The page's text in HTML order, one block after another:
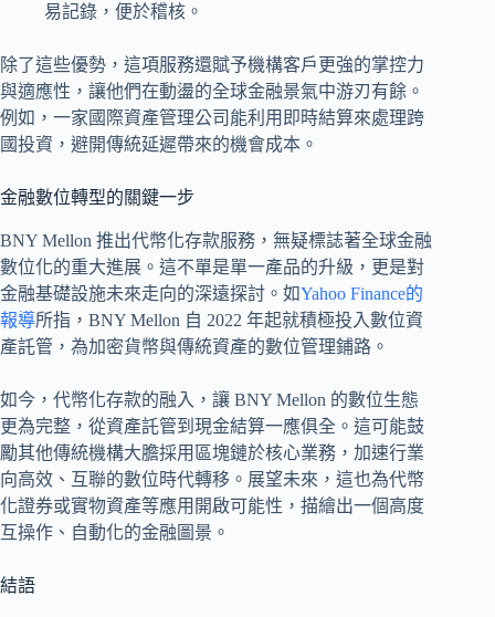
易記錄，便於稽核。
除了這些優勢，這項服務還賦予機構客戶更強的掌控力
與適應性，讓他們在動盪的全球金融景氣中游刃有餘。
例如，一家國際資產管理公司能利用即時結算來處理跨
國投資，避開傳統延遲帶來的機會成本。
金融數位轉型的關鍵一步
BNY Mellon 推出代幣化存款服務，無疑標誌著全球金融
數位化的重大進展。這不單是單一產品的升級，更是對
金融基礎設施未來走向的深遠探討。如Yahoo Finance的
報導所指，BNY Mellon 自 2022 年起就積極投入數位資
產託管，為加密貨幣與傳統資產的數位管理鋪路。
如今，代幣化存款的融入，讓 BNY Mellon 的數位生態
更為完整，從資產託管到現金結算一應俱全。這可能鼓
勵其他傳統機構大膽採用區塊鏈於核心業務，加速行業
向高效、互聯的數位時代轉移。展望未來，這也為代幣
化證券或實物資產等應用開啟可能性，描繪出一個高度
互操作、自動化的金融圖景。
結語